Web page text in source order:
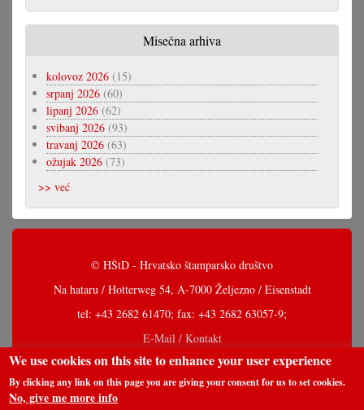
Misečna arhiva
kolovoz 2026 (15)
srpanj 2026 (60)
lipanj 2026 (62)
svibanj 2026 (93)
travanj 2026 (63)
ožujak 2026 (73)
>> već
© HŠtD - Hrvatsko štamparsko društvo
Na hataru / Hotterweg 54, A-7000 Željezno / Eisenstadt
tel: +43 2682 61470; fax: +43 2682 63057-9;
E-Mail / Kontakt
We use cookies on this site to enhance your user experience
By clicking any link on this page you are giving your consent for us to set cookies.
No, give me more info